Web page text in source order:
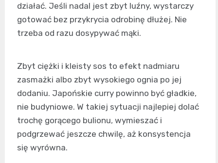
działać. Jeśli nadal jest zbyt luźny, wystarczy
gotować bez przykrycia odrobinę dłużej. Nie
trzeba od razu dosypywać mąki.
Zbyt ciężki i kleisty sos to efekt nadmiaru
zasmażki albo zbyt wysokiego ognia po jej
dodaniu. Japońskie curry powinno być gładkie,
nie budyniowe. W takiej sytuacji najlepiej dolać
trochę gorącego bulionu, wymieszać i
podgrzewać jeszcze chwilę, aż konsystencja
się wyrówna.